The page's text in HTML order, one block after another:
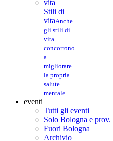
Stili di
vitaAnche
gli stili di
vita
concorrono
a
migliorare
la propria
salute
mentale
eventi
Tutti gli eventi
Solo Bologna e prov.
Fuori Bologna
Archivio